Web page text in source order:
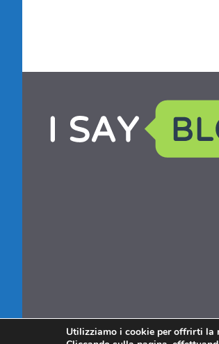
Utilizziamo i cookie per offrirti la